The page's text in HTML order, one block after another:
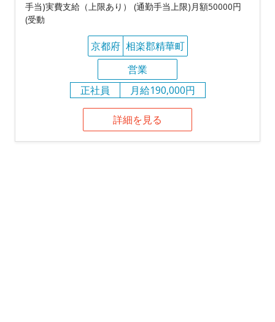
手当)実費支給（上限あり） (通勤手当上限)月額50000円
(受動
京都府 相楽郡精華町
営業
正社員
月給190,000円
詳細を見る